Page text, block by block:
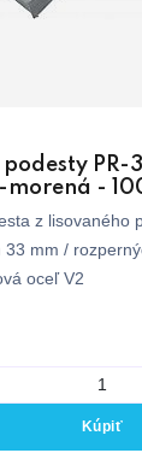
PR-
morená -
z lisovaného
mm /
oceľ V2
Kúpiť